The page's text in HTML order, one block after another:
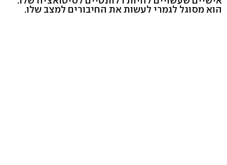
הוא מסוגל לגמרי לעשות את החיבורים למצב שלו.